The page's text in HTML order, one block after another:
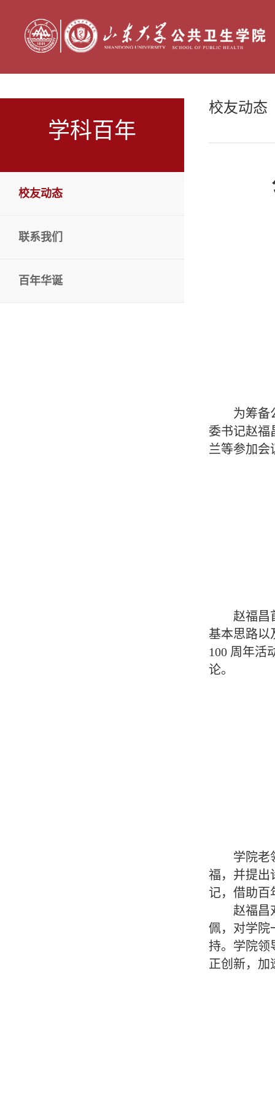
学科百年
校友动态
联系我们
百年华诞
校友动态
为筹备
委书记赵福
兰等参加会
赵福昌
基本思路以
100 周年活
论。
学院老
福，并提出
记，借助百
赵福昌
佩，对学院
持。学院领
正创新，加